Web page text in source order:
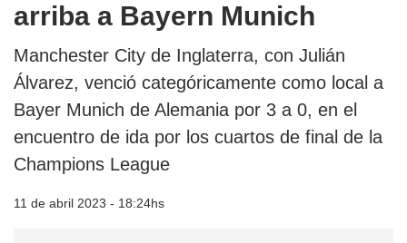
arriba a Bayern Munich
Manchester City de Inglaterra, con Julián
Álvarez, venció categóricamente como local a
Bayer Munich de Alemania por 3 a 0, en el
encuentro de ida por los cuartos de final de la
Champions League
11 de abril 2023 - 18:24hs